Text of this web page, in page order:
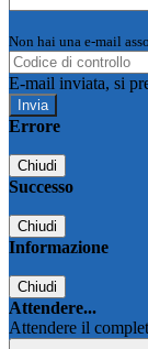
Non hai una e-mail
E-mail inviata, si
Errore
Chiudi
Successo
Chiudi
Informazione
Chiudi
Attendere...
Attendere il